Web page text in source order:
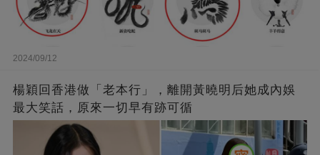
2024/09/12
楊穎回香港做「老本行」，離開黃曉明后她成內娛
最大笑話，原來一切早有跡可循